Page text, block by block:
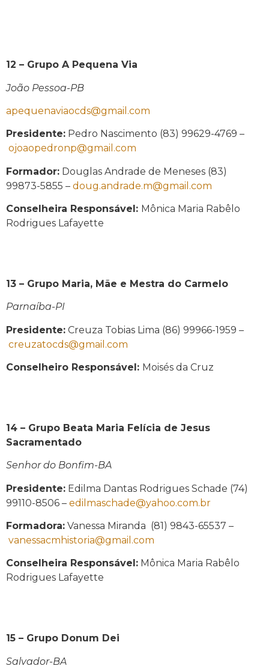
12 – Grupo A Pequena Via
João Pessoa-PB
apequenaviaocds@gmail.com
Presidente: Pedro Nascimento (83) 99629-4769 –
ojoaopedronp@gmail.com
Formador: Douglas Andrade de Meneses (83)
99873-5855 – doug.andrade.m@gmail.com
Conselheira Responsável: Mônica Maria Rabêlo
Rodrigues Lafayette
13 – Grupo Maria, Mãe e Mestra do Carmelo
Parnaíba-PI
Presidente: Creuza Tobias Lima (86) 99966-1959 –
creuzatocds@gmail.com
Conselheiro Responsável: Moisés da Cruz
14 – Grupo Beata Maria Felícia de Jesus
Sacramentado
Senhor do Bonfim-BA
Presidente: Edilma Dantas Rodrigues Schade (74)
99110-8506 – edilmaschade@yahoo.com.br
Formadora: Vanessa Miranda (81) 9843-65537 –
vanessacmhistoria@gmail.com
Conselheira Responsável: Mônica Maria Rabêlo
Rodrigues Lafayette
15 – Grupo Donum Dei
Salvador-BA